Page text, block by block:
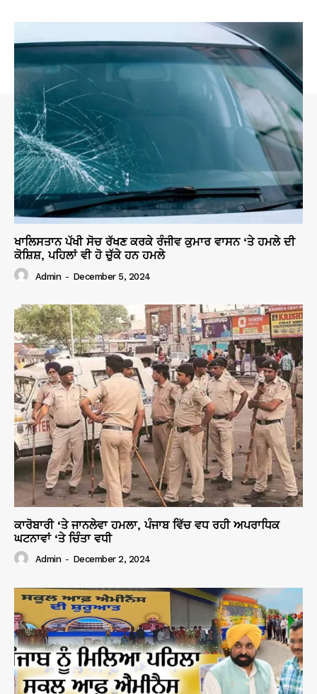
ਖਾਲਿਸਤਾਨ ਪੱਖੀ ਸੋਚ ਰੱਖਣ ਕਰਕੇ ਰੰਜੀਵ ਕੁਮਾਰ ਵਾਸਨ ‘ਤੇ ਹਮਲੇ ਦੀ
ਕੋਸ਼ਿਸ਼, ਪਹਿਲਾਂ ਵੀ ਹੋ ਚੁੱਕੇ ਹਨ ਹਮਲੇ
Admin - December 5, 2024
ਕਾਰੋਬਾਰੀ ‘ਤੇ ਜਾਨਲੇਵਾ ਹਮਲਾ, ਪੰਜਾਬ ਵਿੱਚ ਵਧ ਰਹੀ ਅਪਰਾਧਿਕ
ਘਟਨਾਵਾਂ ‘ਤੇ ਚਿੰਤਾ ਵਧੀ
Admin - December 2, 2024